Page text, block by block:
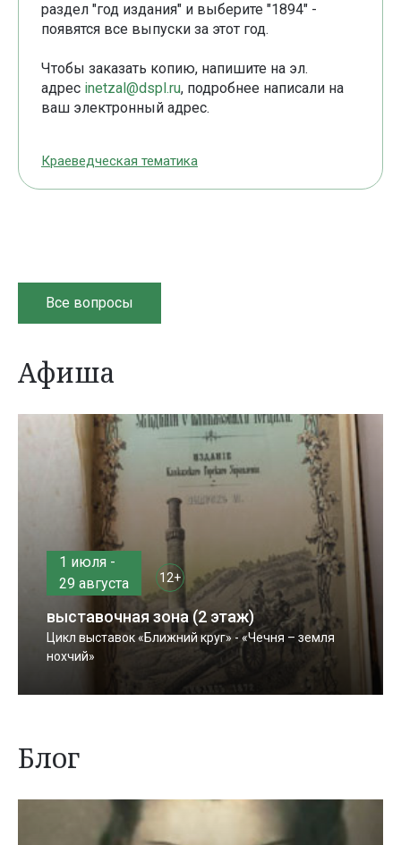
раздел "год издания" и выберите "1894" -
появятся все выпуски за этот год.
Чтобы заказать копию, напишите на эл.
адрес inetzal@dspl.ru, подробнее написали на
ваш электронный адрес.
Краеведческая тематика
Все вопросы
Афиша
1 июля -
29 августа
12+
выставочная зона (2 этаж)
Цикл выставок «Ближний круг» - «Чечня – земля
нохчий»
Блог